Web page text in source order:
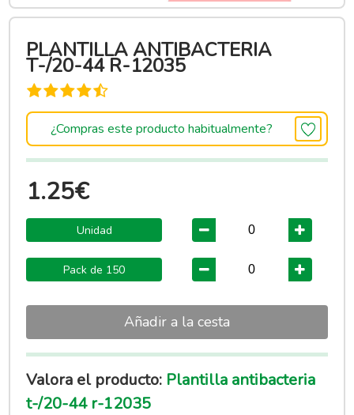
PLANTILLA ANTIBACTERIA
T-/20-44 R-12035
¿Compras este producto habitualmente?
1.25€
Unidad
Pack de 150
Añadir a la cesta
Valora el producto: Plantilla antibacteria
t-/20-44 r-12035